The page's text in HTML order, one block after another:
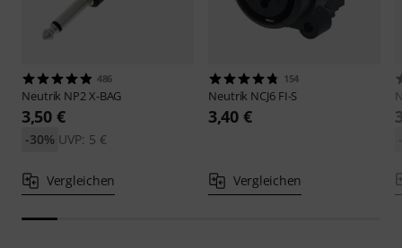
486
Neutrik NP2 X-BAG
3,50 €
UVP: 5 €
-30%
Vergleichen
154
Neutrik NCJ6 FI-S
3,40 €
Vergleichen